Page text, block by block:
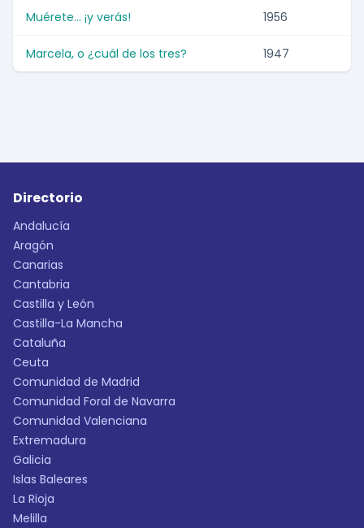
Muérete... ¡y verás! 1956
Marcela, o ¿cuál de los tres? 1947
Directorio
Andalucía
Aragón
Canarias
Cantabria
Castilla y León
Castilla-La Mancha
Cataluña
Ceuta
Comunidad de Madrid
Comunidad Foral de Navarra
Comunidad Valenciana
Extremadura
Galicia
Islas Baleares
La Rioja
Melilla